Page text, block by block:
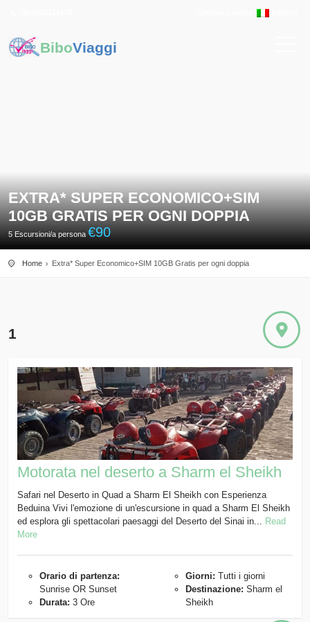
Italiano
BiboViaggi
EXTRA* SUPER ECONOMICO+SIM
10GB GRATIS PER OGNI DOPPIA
5 Escursioni/a persona €90
Home Extra* Super Economico+SIM 10GB Gratis per ogni doppia
1
Motorata nel deserto a Sharm el Sheikh
Safari nel Deserto in Quad a Sharm El Sheikh con Esperienza
Beduina Vivi l'emozione di un'escursione in quad a Sharm El Sheikh
ed esplora gli spettacolari paesaggi del Deserto del Sinai in... Read
More
Orario di partenza:
Sunrise OR Sunset
Durata: 3 Ore
Giorni: Tutti i giorni
Destinazione: Sharm el
Sheikh